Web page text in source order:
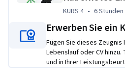
4) Take the Professional Cloud
exam
for the Google
KURS 4, 6 Stunden
KURS 4 • 6 Stunden
Erwerben Sie ein
Fügen Sie dieses Zeugnis
Lebenslauf oder CV hinzu.
und in Ihrer